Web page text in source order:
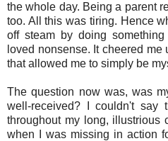
the whole day. Being a parent
too. All this was tiring. Hence
off steam by doing
loved nonsense. It cheered
that allowed me to simply be
The question now was, was
well-received? I couldn't say
throughout my long, illustrious
when I was missing in action